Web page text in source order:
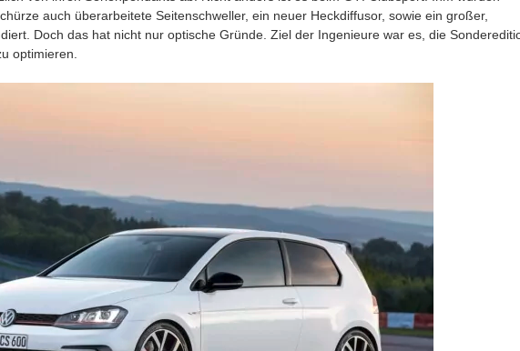
auch überarbeitete Seitenschweller, ein neuer Heckdiffusor, sowie ein großer,
Doch das hat nicht nur optische Gründe. Ziel der Ingenieure war es, die
optimieren.